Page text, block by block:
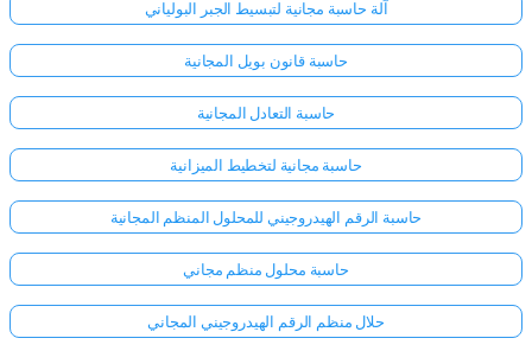
آلة حاسبة مجانية لتبسيط الجبر البولياني
حاسبة قانون بويل المجانية
حاسبة التعادل المجانية
حاسبة مجانية لتخطيط الميزانية
حاسبة الرقم الهيدروجيني للمحلول المنظم المجانية
حاسبة محلول منظم مجاني
حلال منظم الرقم الهيدروجيني المجاني